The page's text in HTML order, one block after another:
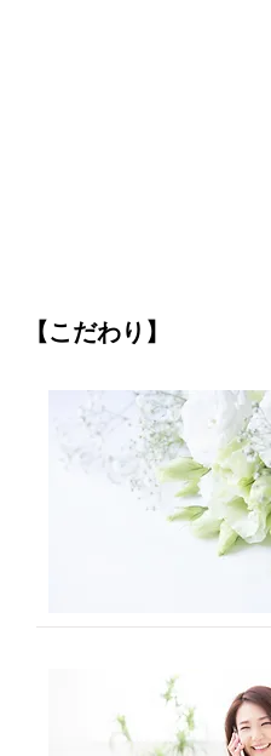
【こだわり】